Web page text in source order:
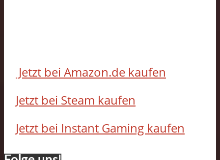
Jetzt bei Amazon.de kaufen
Jetzt bei Steam kaufen
Jetzt bei Instant Gaming kaufen